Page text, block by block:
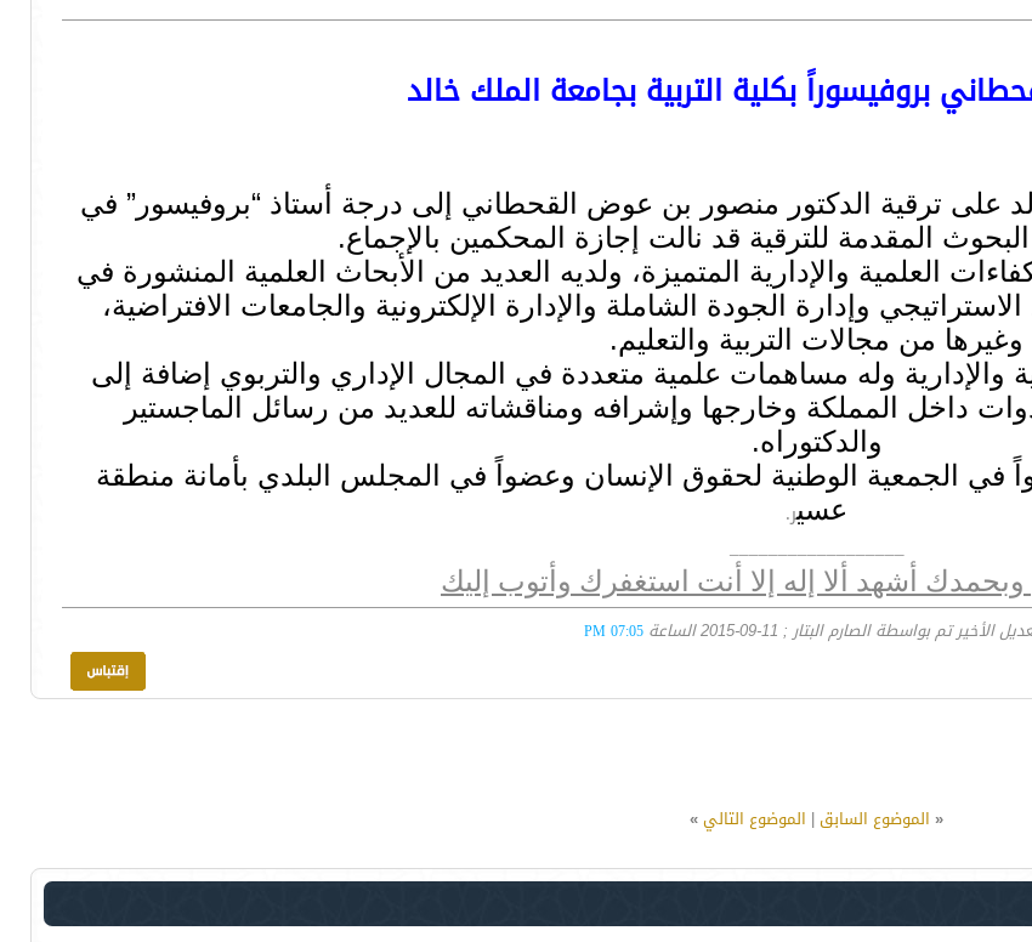
بروفيسوراً بكلية التربية بجامعة الملك خالد
على ترقية الدكتور منصور بن عوض القحطاني إلى درجة أستاذ “بروفيسور” في
البحوث المقدمة للترقية قد نالت إجازة المحكمين بالإجماع.
العلمية والإدارية المتميزة، ولديه العديد من الأبحاث العلمية المنشورة في
وإدارة الجودة الشاملة والإدارة الإلكترونية والجامعات الافتراضية،
وغيرها من مجالات التربية والتعليم.
والإدارية وله مساهمات علمية متعددة في المجال الإداري والتربوي إضافة إلى
داخل المملكة وخارجها وإشرافه ومناقشاته للعديد من رسائل الماجستير
والدكتوراه.
في الجمعية الوطنية لحقوق الإنسان وعضواً في المجلس البلدي بأمانة منطقة
عسير.
__________________
أشهد ألا إله إلا أنت استغفرك وأتوب إليك
الأخير تم بواسطة الصارم البتار ; 11-09-2015 الساعة 07:05 PM
« الموضوع السابق| الموضوع التالي»